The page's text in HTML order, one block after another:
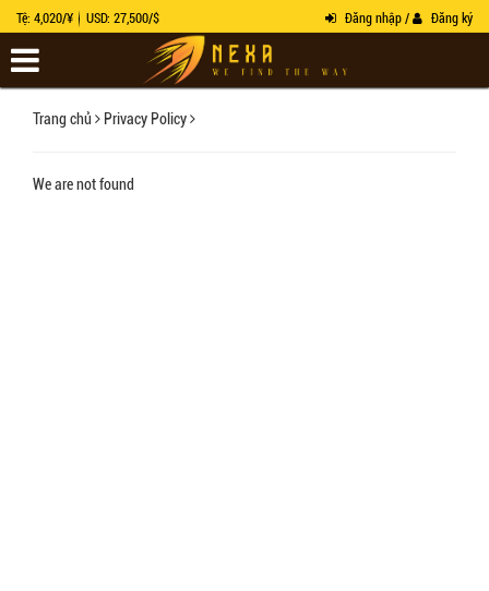
Tệ: 4,020/¥ USD: 27,500/$ Đăng nhập / Đăng ký
Trang chủ Privacy Policy
We are not found